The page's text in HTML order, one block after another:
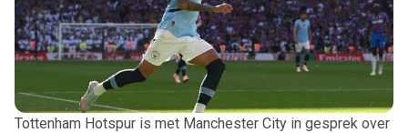
Tottenham Hotspur is met Manchester City in gesprek over